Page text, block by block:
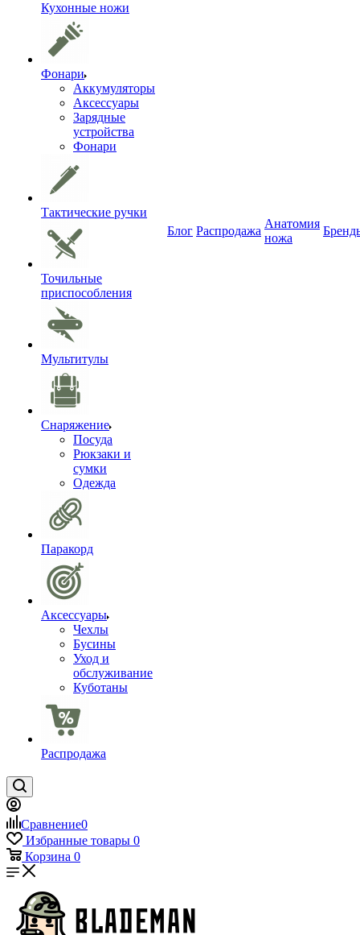
Кухонные ножи
Фонари
Аккумуляторы
Аксессуары
Зарядные
устройства
Фонари
Тактические ручки
Точильные
приспособления
Мультитулы
Снаряжение
Посуда
Рюкзаки и
сумки
Одежда
Паракорд
Аксессуары
Чехлы
Бусины
Уход и
обслуживание
Куботаны
Распродажа
Блог Распродажа
Анатомия
ножа
Сравнение0
Избранные товары 0
Корзина 0